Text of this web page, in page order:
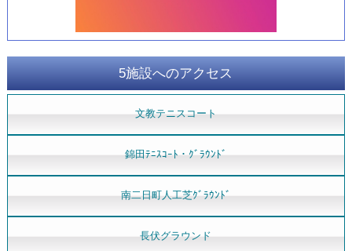
5施設へのアクセス
文教テニスコート
錦田ﾃﾆｽｺｰﾄ・ｸﾞﾗｳﾝﾄﾞ
南二日町人工芝ｸﾞﾗｳﾝﾄﾞ
長伏グラウンド